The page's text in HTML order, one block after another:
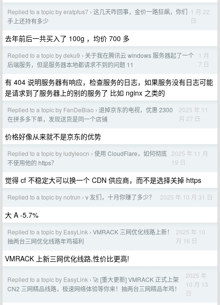
Replied to a topic by eratpfus7 › 这几天咋回事，金价一路狂飙，你们
手上还持有多少
1 月 22
日
去年前后一共买入了 100g ，均价 700 多
Replied to a topic by deku9 › 关于我在腾讯云 windows 服务器起了一个
后端服务，但是服务器本地都请求不到的问题 11
1 月
7 日
有 404 说明服务器有响应，检查服务的日志，如果服务没有日志可能
是请求到了服务器上的别的服务了 比如 nginx 之类的
Replied to a topic by FanDeBiao › 退掉京东的电视，优惠 2300
在拼多多下单，发现送货是同一个店铺
2025 年 11
月 27 日
价格好像从来就不是京东的优势
Replied to a topic by ludyleocn › 使用 CloudFlare，如何彻底
不使用他的 https？
2025 年 11 月
19 日
觉得 cf 不稳定大可以换一个 CDN 供应商，而不是选择关掉 https
Replied to a topic by notrun › v 友们，十月你赚了多少？ 2025 年 10 月 31 日
大 A -5.7%
Replied to a topic by EasyLink › VMRACK 三网优化线路上新！
抽两台三网优化线路年鸡福利
2025 年 10
月 16 日
VMRACK 上新三网优化线路,性价比更高!
Replied to a topic by EasyLink › 🚀 [重大更新] VMRACK 正式上架
CN2 三网精品线路，极速网络体验等你来！抽两台三网精品年鸡！
2025 年
10 月 13
日